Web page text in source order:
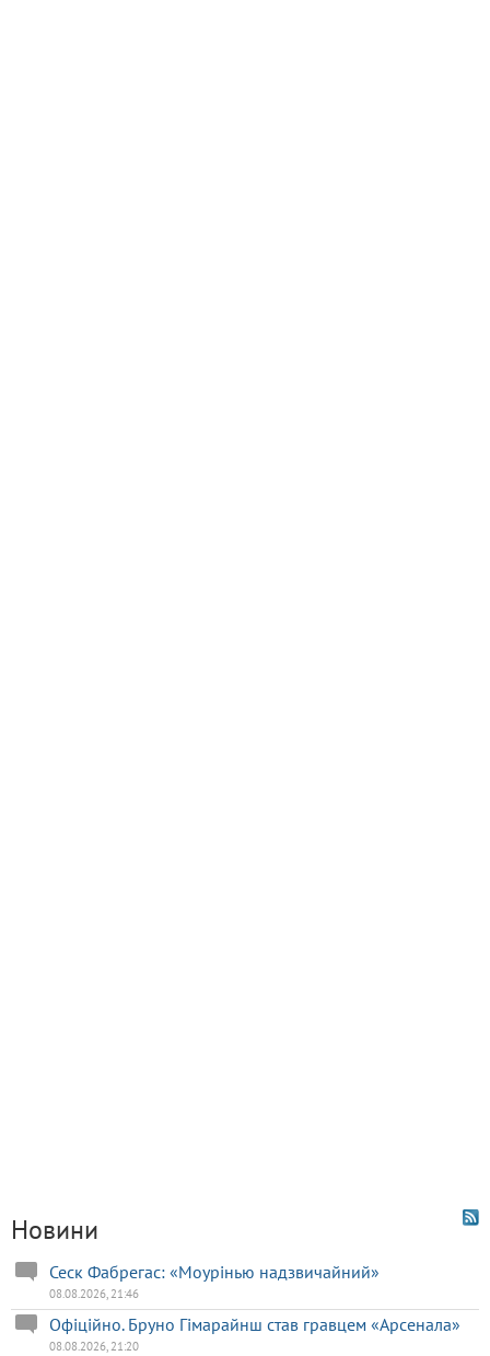
Новини
Сеск Фабрегас: «Моурінью надзвичайний»
08.08.2026, 21:46
Офіційно. Бруно Гімарайнш став гравцем «Арсенала»
08.08.2026, 21:20